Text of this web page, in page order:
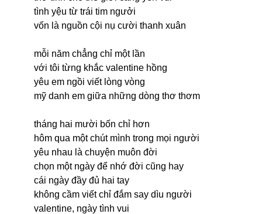
tình yệu từ trái tim ngưởi
vốn là nguồn cội nụ cười thanh xuân
mỗi năm chẳng chỉ một lần
với tôi từng khắc valentine hồng
yêu em ngồi viết lòng vòng
mỹ danh em giữa những dòng thơ thơm
tháng hai mười bốn chỉ hơn
hôm qua một chút mình trong mọi người
yêu nhau là chuyện muôn đời
chọn một ngày để nhớ đời cũng hay
cái ngày đầy đủ hai tay
không cầm viết chỉ đắm say dìu người
valentine, ngày tình vui